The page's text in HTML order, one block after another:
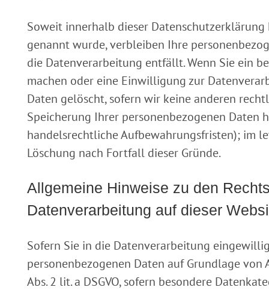
Soweit innerhalb dieser
genannt wurde, verbleiben Ihre
die Datenverarbeitung entfällt. Wenn Sie ein
machen oder eine Einwilligung zur
Daten gelöscht, sofern wir keine anderen
Speicherung Ihrer personenbezogenen Daten
handelsrechtliche Aufbewahrungsfristen); im
Löschung nach Fortfall dieser Gründe.
Allgemeine Hinweise zu den
Datenverarbeitung auf dieser
Sofern Sie in die Datenverarbeitung
personenbezogenen Daten auf Grundlage von
Abs. 2 lit. a DSGVO, sofern besondere